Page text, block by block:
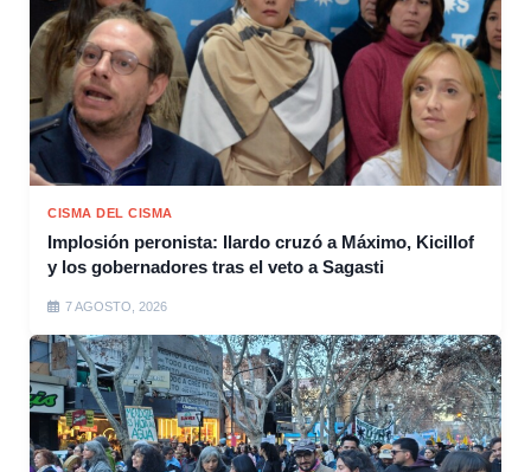
CISMA DEL CISMA
Implosión peronista: Ilardo cruzó a Máximo, Kicillof
y los gobernadores tras el veto a Sagasti
7 AGOSTO, 2026